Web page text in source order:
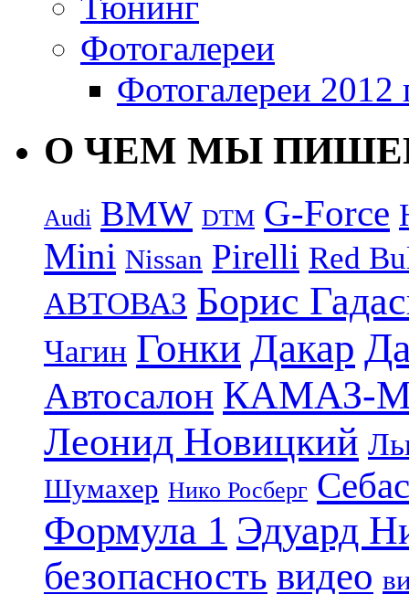
Фотогалереи
Фотогалереи 2012
О ЧЕМ МЫ
Audi BMW DTM G-Force
Mini Nissan Pirelli Red
АВТОВАЗ Борис
Чагин Гонки Дакар
Автосалон КАМАЗ-
Леонид Новицкий
Шумахер Нико Росберг
Формула 1 Эдуард
безопасность видео